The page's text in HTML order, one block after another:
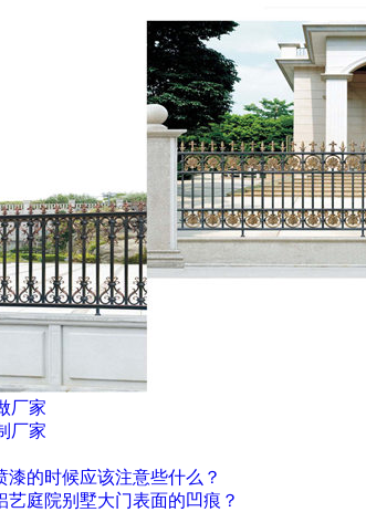
厂家
厂家
漆的时候应该注意些什么？
艺庭院别墅大门表面的凹痕？